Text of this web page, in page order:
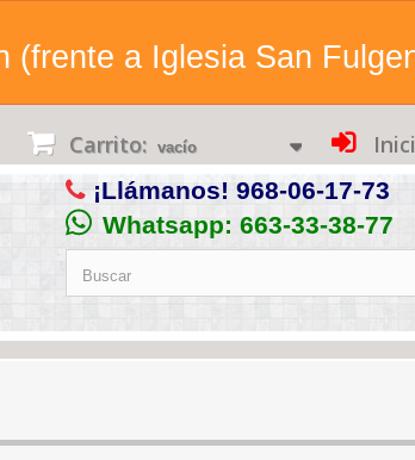
a Iglesia San
Carrito: vacío
¡Llámanos! 968-06-17-73
Whatsapp: 663-33-38-77